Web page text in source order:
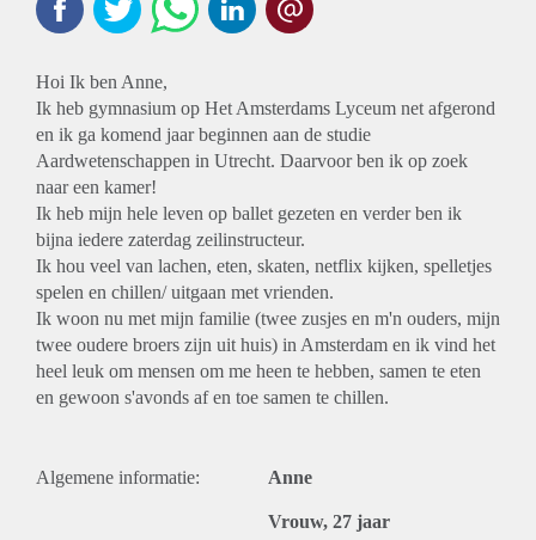
Hoi Ik ben Anne,
Ik heb gymnasium op Het Amsterdams Lyceum net afgerond
en ik ga komend jaar beginnen aan de studie
Aardwetenschappen in Utrecht. Daarvoor ben ik op zoek
naar een kamer!
Ik heb mijn hele leven op ballet gezeten en verder ben ik
bijna iedere zaterdag zeilinstructeur.
Ik hou veel van lachen, eten, skaten, netflix kijken, spelletjes
spelen en chillen/ uitgaan met vrienden.
Ik woon nu met mijn familie (twee zusjes en m'n ouders, mijn
twee oudere broers zijn uit huis) in Amsterdam en ik vind het
heel leuk om mensen om me heen te hebben, samen te eten
en gewoon s'avonds af en toe samen te chillen.
Algemene informatie: Anne
Vrouw, 27 jaar